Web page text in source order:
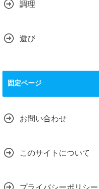
調理
遊び
固定ページ
お問い合わせ
このサイトについて